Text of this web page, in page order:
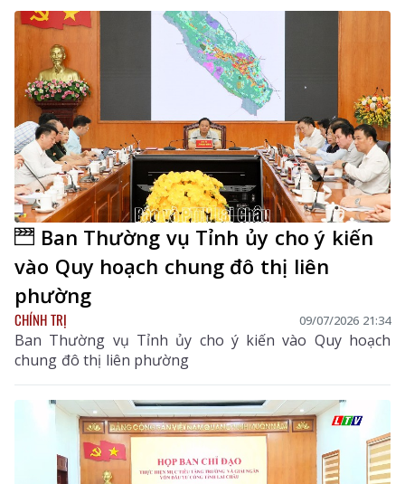
Ban Thường vụ Tỉnh ủy cho ý kiến
vào Quy hoạch chung đô thị liên
phường
CHÍNH TRỊ 09/07/2026 21:34
Ban Thường vụ Tỉnh ủy cho ý kiến vào Quy hoạch
chung đô thị liên phường